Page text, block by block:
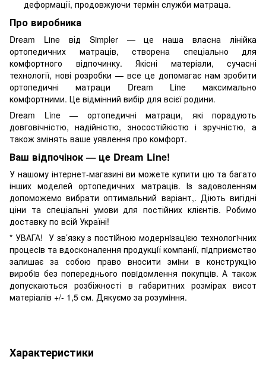
деформації, продовжуючи термін служби матраца.
Про виробника
Dream Line від Simpler — це наша власна лінійка
ортопедичних матраців, створена спеціально для
комфортного відпочинку. Якісні матеріали, сучасні
технології, нові розробки — все це допомагає нам зробити
ортопедичні матраци Dream Line максимально
комфортними. Це відмінний вибір для всієї родини.
Dream Line — ортопедичні матраци, які порадують
довговічністю, надійністю, зносостійкістю і зручністю, а
також змінять ваше уявлення про комфорт.
Ваш відпочінок — це Dream Line!
У нашому інтернет-магазині ви можете купити цю та багато
інших моделей ортопедичних матраців. Із задоволенням
допоможемо вибрати оптимальний варіант,. Діють вигідні
ціни та спеціальні умови для постійних клієнтів. Робимо
доставку по всій Україні!
* УВАГА! У зв’язку з постiйною модернiзацiєю технологiчних
процесiв та вдосконалення продукцiї компанiї, пiдприємство
залишає за собою право вносити змiни в конструкцiю
виробiв без попереднього повiдомлення покупцiв. А також
допускаються розбіжності в габаритних розмірах висот
матеріалів +/- 1,5 см. Дякуємо за розумiння.
Характеристики